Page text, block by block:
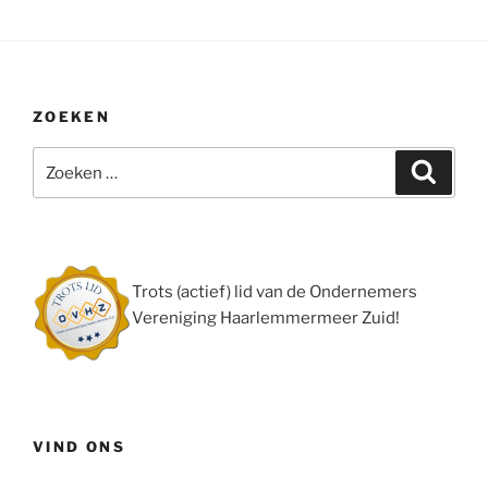
ZOEKEN
naar:
Trots (actief) lid van de Ondernemers
Vereniging Haarlemmermeer Zuid!
VIND ONS